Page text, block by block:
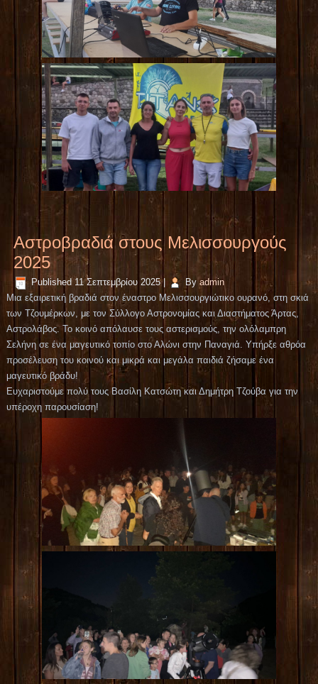
Αστροβραδιά στους Μελισσουργούς
2025
Published 11 Σεπτεμβρίου 2025| By admin
Μια εξαιρετική βραδιά στον έναστρο Μελισσουργιώτικο ουρανό, στη σκιά
των Τζουμέρκων, με τον Σύλλογο Αστρονομίας και Διαστήματος Άρτας,
Αστρολάβος. Το κοινό απόλαυσε τους αστερισμούς, την ολόλαμπρη
Σελήνη σε ένα μαγευτικό τοπίο στο Αλώνι στην Παναγιά. Υπήρξε αθρόα
προσέλευση του κοινού και μικρά και μεγάλα παιδιά ζήσαμε ένα
μαγευτικό βράδυ!
Ευχαριστούμε πολύ τους Βασίλη Κατσώτη και Δημήτρη Τζούβα για την
υπέροχη παρουσίαση!